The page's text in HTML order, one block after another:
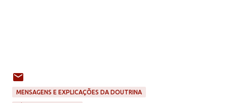
MENSAGENS E EXPLICAÇÕES DA DOUTRINA